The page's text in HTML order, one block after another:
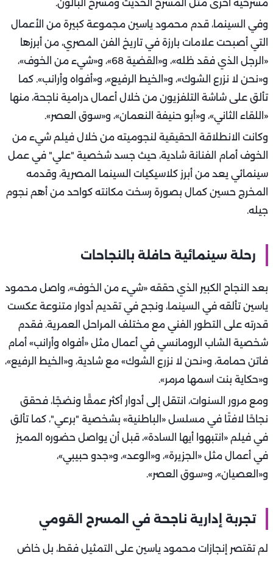
مسرحية أخرى مثل المسرح الحديث ومسرح البالون.
وفي السينما، قدم محمود ياسين مجموعة كبيرة من الأعمال
التي أصبحت علامات بارزة في تاريخ الفن المصري، من أبرزها
«الرجل الذي فقد ظله»، و«القضية 68»، و«شيء من الخوف»،
و«نحن لا نزرع الشوك»، و«الخيط الرفيع»، و«أفواه وأرانب». كما
تألق على شاشة التلفزيون من خلال أعمال درامية ناجحة، منها
«اللقاء الثاني»، و«أبو حنيفة النعمان»، و«سوق العصر».
وكانت الانطلاقة الحقيقية لنجوميته من خلال فيلم شيء من
الخوف أمام الفنانة شادية، حيث جسد شخصية "علي" في عمل
سينمائي يعد من أبرز كلاسيكيات السينما المصرية، وقدمه
المخرج حسين كمال بصورة رسخت مكانته كواحد من أهم نجوم
جيله.
رحلة سينمائية حافلة بالنجاحات
بعد النجاح الكبير الذي حققه «شيء من الخوف»، واصل محمود
ياسين تألقه في السينما، ونجح في تقديم أدوار متنوعة عكست
قدرته على التطور الفني مع مختلف المراحل العمرية. فقدم
شخصية الشاب الرومانسي في أعمال مثل «أفواه وأرانب» أمام
فاتن حمامة، و«نحن لا نزرع الشوك» مع شادية، و«الخيط الرفيع»،
و«حكاية بنت اسمها مرمر».
ومع مرور السنوات، انتقل إلى أدوار أكثر عمقًا ونضجًا، فحقق
نجاحًا لافتًا في مسلسل «الباطنية» بشخصية "برعي"، كما تألق
في فيلم «انتبهوا أيها السادة»، قبل أن يواصل حضوره المميز
في أعمال مثل «الجزيرة»، و«الوعد»، و«جدو حبيبي»،
و«العصيان»، و«سوق العصر».
تجربة إدارية ناجحة في المسرح القومي
لم تقتصر إنجازات محمود ياسين على التمثيل فقط، بل خاض